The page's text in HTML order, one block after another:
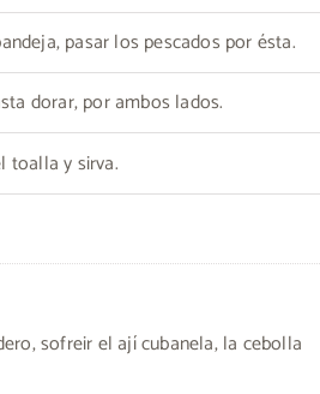
pasar los pescados por ésta.
dorar, por ambos lados.
toalla y sirva.
sofreir el ají cubanela, la cebolla